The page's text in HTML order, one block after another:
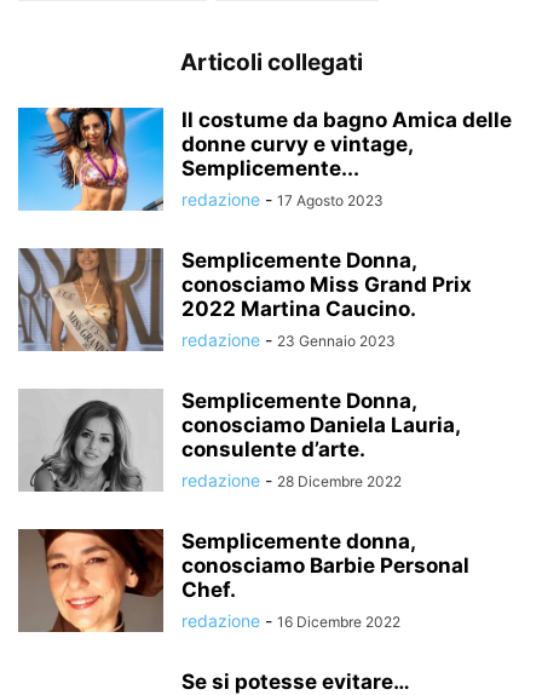
Articoli collegati
Il costume da bagno Amica delle
donne curvy e vintage,
Semplicemente...
redazione - 17 Agosto 2023
Semplicemente Donna,
conosciamo Miss Grand Prix
2022 Martina Caucino.
redazione - 23 Gennaio 2023
Semplicemente Donna,
conosciamo Daniela Lauria,
consulente d’arte.
redazione - 28 Dicembre 2022
Semplicemente donna,
conosciamo Barbie Personal
Chef.
redazione - 16 Dicembre 2022
Se si potesse evitare…